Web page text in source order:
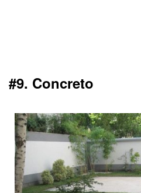
#9. Concreto